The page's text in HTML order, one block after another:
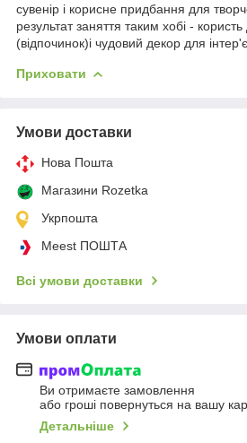
сувенір і корисне придбання для
результат заняття таким хобі -
(відпочинок)і чудовий декор для
Приховати
Умови доставки
Нова Пошта
Магазини Rozetka
Укрпошта
Meest ПОШТА
Всі умови доставки
Умови оплати
Ви отримаєте замовлення
або гроші повернуться на вашу
Детальніше